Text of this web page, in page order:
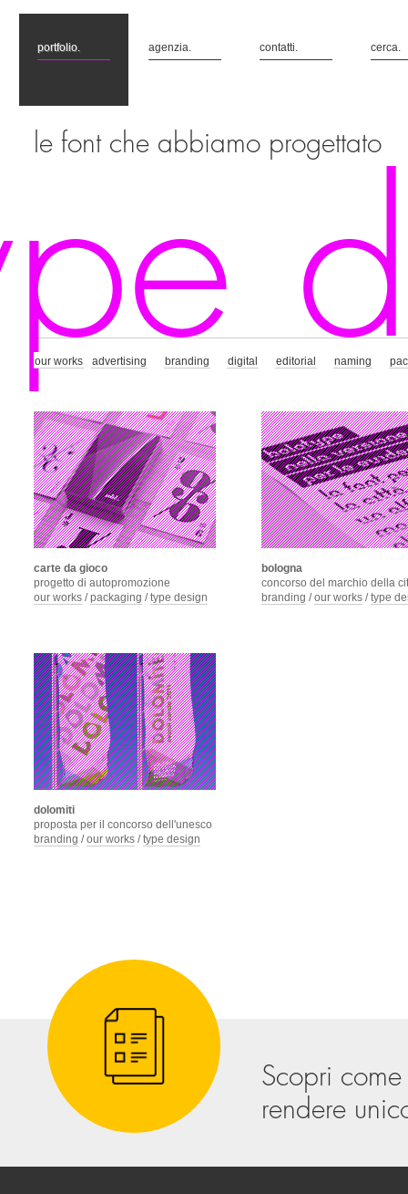
portfolio. agenzia. contatti. cerca.
le font che abbiamo progettato
our works advertising branding digital editorial naming
carte da gioco
progetto di autopromozione
our works /packaging /type design
bologna
concorso del marchio della
branding /our works /type
dolomiti
proposta per il concorso dell'unesco
branding /our works /type design
Scopri
rendere